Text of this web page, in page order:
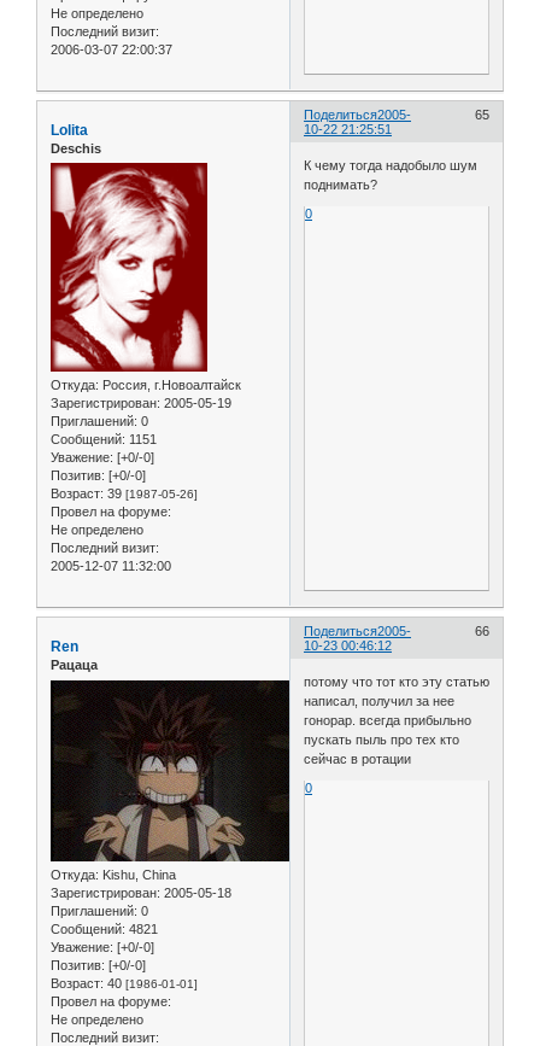
Не определено
Последний визит:
2006-03-07 22:00:37
Поделиться 65
2005-
10-22 21:25:51
Lolita
Deschis
Откуда: Россия, г.Новоалтайск
Зарегистрирован: 2005-05-19
Приглашений: 0
Сообщений: 1151
Уважение: [+0/-0]
Позитив: [+0/-0]
Возраст: 39 [1987-05-26]
Провел на форуме:
Не определено
Последний визит:
2005-12-07 11:32:00
К чему тогда надобыло шум
поднимать?
0
Поделиться 66
2005-
10-23 00:46:12
Ren
Рацаца
Откуда: Kishu, China
Зарегистрирован: 2005-05-18
Приглашений: 0
Сообщений: 4821
Уважение: [+0/-0]
Позитив: [+0/-0]
Возраст: 40 [1986-01-01]
Провел на форуме:
Не определено
Последний визит:
потому что тот кто эту статью
написал, получил за нее
гонорар. всегда прибыльно
пускать пыль про тех кто
сейчас в ротации
0